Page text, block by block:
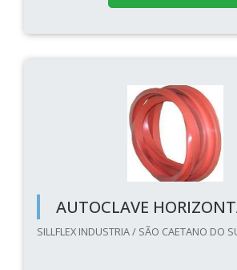
AUTOCLAVE
SILLFLEX INDUSTRIA / SÃO CAETANO DO